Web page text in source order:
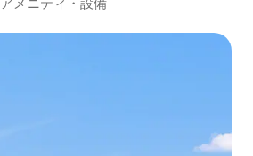
アメニティ・設備